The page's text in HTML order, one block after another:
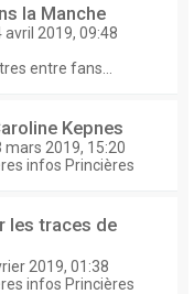
la Manche
avril 2019, 09:48
entre fans...
Kepnes
mars 2019, 15:20
infos Princières
les traces de
2019, 01:38
infos Princières